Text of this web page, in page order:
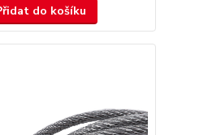
do košíku